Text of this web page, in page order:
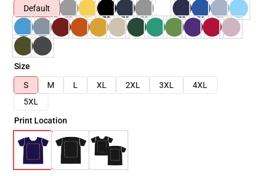
Default
Size
S
M L XL 2XL 3XL
4XL
5XL
Print Location